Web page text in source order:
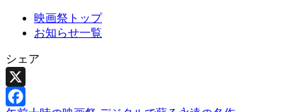
映画祭トップ
お知らせ一覧
シェア
X